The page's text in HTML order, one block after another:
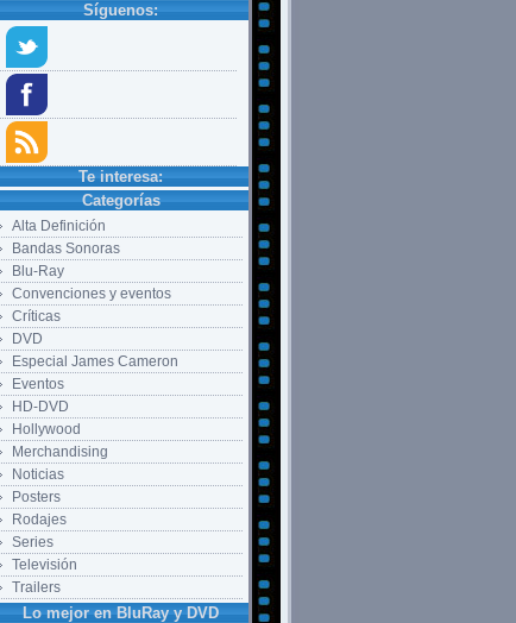
Síguenos:
Te interesa:
Categorías
Alta Definición
Bandas Sonoras
Blu-Ray
Convenciones y eventos
Críticas
DVD
Especial James Cameron
Eventos
HD-DVD
Hollywood
Merchandising
Noticias
Posters
Rodajes
Series
Televisión
Trailers
Lo mejor en BluRay y DVD